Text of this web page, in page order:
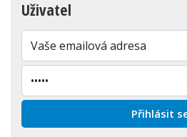
Uživatel